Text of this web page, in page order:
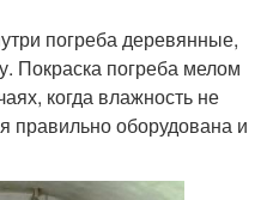
погреба деревянные,
Покраска погреба мелом
когда влажность не
правильно оборудована и